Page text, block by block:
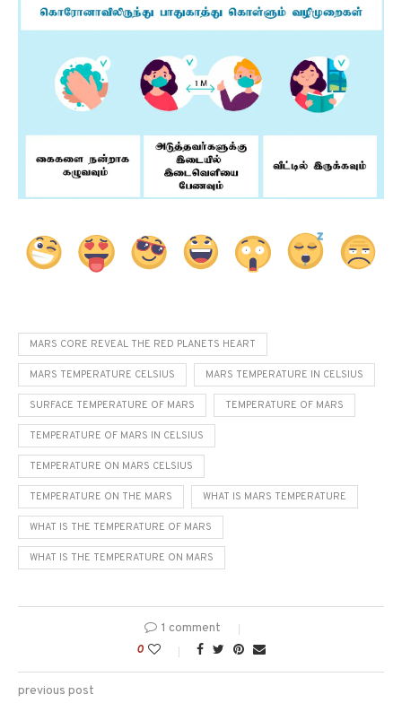
MARS CORE REVEAL THE RED PLANETS HEART
MARS TEMPERATURE CELSIUS MARS TEMPERATURE IN CELSIUS
SURFACE TEMPERATURE OF MARS TEMPERATURE OF MARS
TEMPERATURE OF MARS IN CELSIUS
TEMPERATURE ON MARS CELSIUS
TEMPERATURE ON THE MARS WHAT IS MARS TEMPERATURE
WHAT IS THE TEMPERATURE OF MARS
WHAT IS THE TEMPERATURE ON MARS
1 comment
0
previous post